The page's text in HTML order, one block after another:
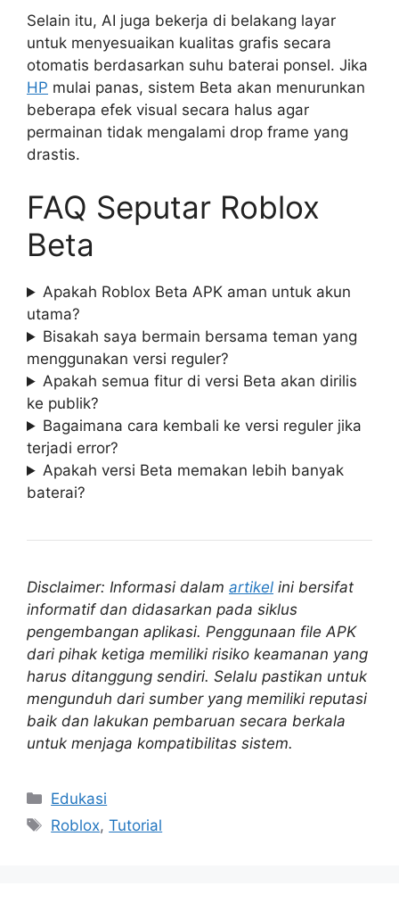
Selain itu, AI juga bekerja di belakang layar
untuk menyesuaikan kualitas grafis secara
otomatis berdasarkan suhu baterai ponsel. Jika
HP mulai panas, sistem Beta akan menurunkan
beberapa efek visual secara halus agar
permainan tidak mengalami drop frame yang
drastis.
FAQ Seputar Roblox
Beta
Apakah Roblox Beta APK aman untuk akun
utama?
Bisakah saya bermain bersama teman yang
menggunakan versi reguler?
Apakah semua fitur di versi Beta akan dirilis
ke publik?
Bagaimana cara kembali ke versi reguler jika
terjadi error?
Apakah versi Beta memakan lebih banyak
baterai?
Disclaimer: Informasi dalam artikel ini bersifat
informatif dan didasarkan pada siklus
pengembangan aplikasi. Penggunaan file APK
dari pihak ketiga memiliki risiko keamanan yang
harus ditanggung sendiri. Selalu pastikan untuk
mengunduh dari sumber yang memiliki reputasi
baik dan lakukan pembaruan secara berkala
untuk menjaga kompatibilitas sistem.
Kategori
Edukasi
Tag
Roblox,Tutorial